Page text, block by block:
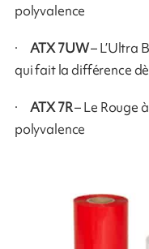
polyvalence
· ATX 7UW– L’Ultra
qui fait la différence
· ATX 7R– Le Rouge
polyvalence